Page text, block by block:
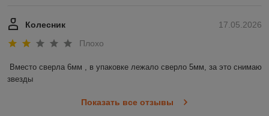
17.05.2026
Колесник
Плохо
Вместо сверла 6мм , в упаковке лежало сверло 5мм, за это снимаю
звезды
Показать все отзывы